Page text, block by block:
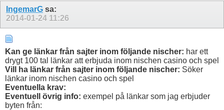
IngemarG sa:
2014-01-24 11:26
Kan ge länkar från sajter inom följande nischer: har ett
drygt 100 tal länkar att erbjuda inom nischen casino och spel
Vill ha länkar från sajter inom följande nischer: Söker
länkar inom nischen casino och spel
Eventuella krav:
Eventuell övrig info: exempel på länkar som jag erbjuder
byten från: